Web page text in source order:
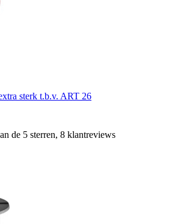
sterk t.b.v. ART 26
de 5 sterren, 8 klantreviews